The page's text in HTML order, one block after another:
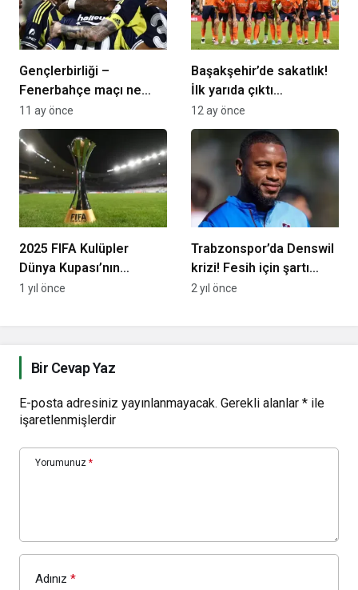
Gençlerbirliği –
Fenerbahçe maçı ne
zaman, saat kaçta ve
hangi kanalda? İşte
muhtemel 11’ler…
11 ay önce
Başakşehir’de sakatlık!
İlk yarıda çıktı…
12 ay önce
2025 FIFA Kulüpler
Dünya Kupası’nın
biletleri yok satıyor
1 yıl önce
Trabzonspor’da Denswil
krizi! Fesih için şartı
ortaya çıktı…
2 yıl önce
Bir Cevap Yaz
E-posta adresiniz yayınlanmayacak. Gerekli alanlar * ile
işaretlenmişlerdir
Yorumunuz *
Adınız *